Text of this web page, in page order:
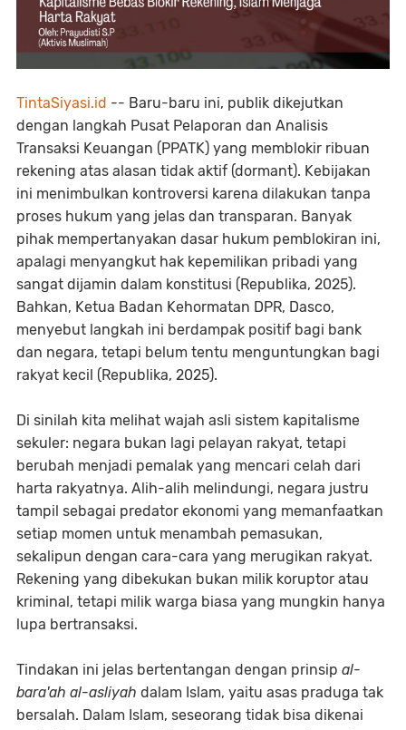
TintaSiyasi.id -- Baru-baru ini, publik dikejutkan
dengan langkah Pusat Pelaporan dan Analisis
Transaksi Keuangan (PPATK) yang memblokir ribuan
rekening atas alasan tidak aktif (dormant). Kebijakan
ini menimbulkan kontroversi karena dilakukan tanpa
proses hukum yang jelas dan transparan. Banyak
pihak mempertanyakan dasar hukum pemblokiran ini,
apalagi menyangkut hak kepemilikan pribadi yang
sangat dijamin dalam konstitusi (Republika, 2025).
Bahkan, Ketua Badan Kehormatan DPR, Dasco,
menyebut langkah ini berdampak positif bagi bank
dan negara, tetapi belum tentu menguntungkan bagi
rakyat kecil (Republika, 2025).
Di sinilah kita melihat wajah asli sistem kapitalisme
sekuler: negara bukan lagi pelayan rakyat, tetapi
berubah menjadi pemalak yang mencari celah dari
harta rakyatnya. Alih-alih melindungi, negara justru
tampil sebagai predator ekonomi yang memanfaatkan
setiap momen untuk menambah pemasukan,
sekalipun dengan cara-cara yang merugikan rakyat.
Rekening yang dibekukan bukan milik koruptor atau
kriminal, tetapi milik warga biasa yang mungkin hanya
lupa bertransaksi.
Tindakan ini jelas bertentangan dengan prinsip al-
bara'ah al-asliyah dalam Islam, yaitu asas praduga tak
bersalah. Dalam Islam, seseorang tidak bisa dikenai